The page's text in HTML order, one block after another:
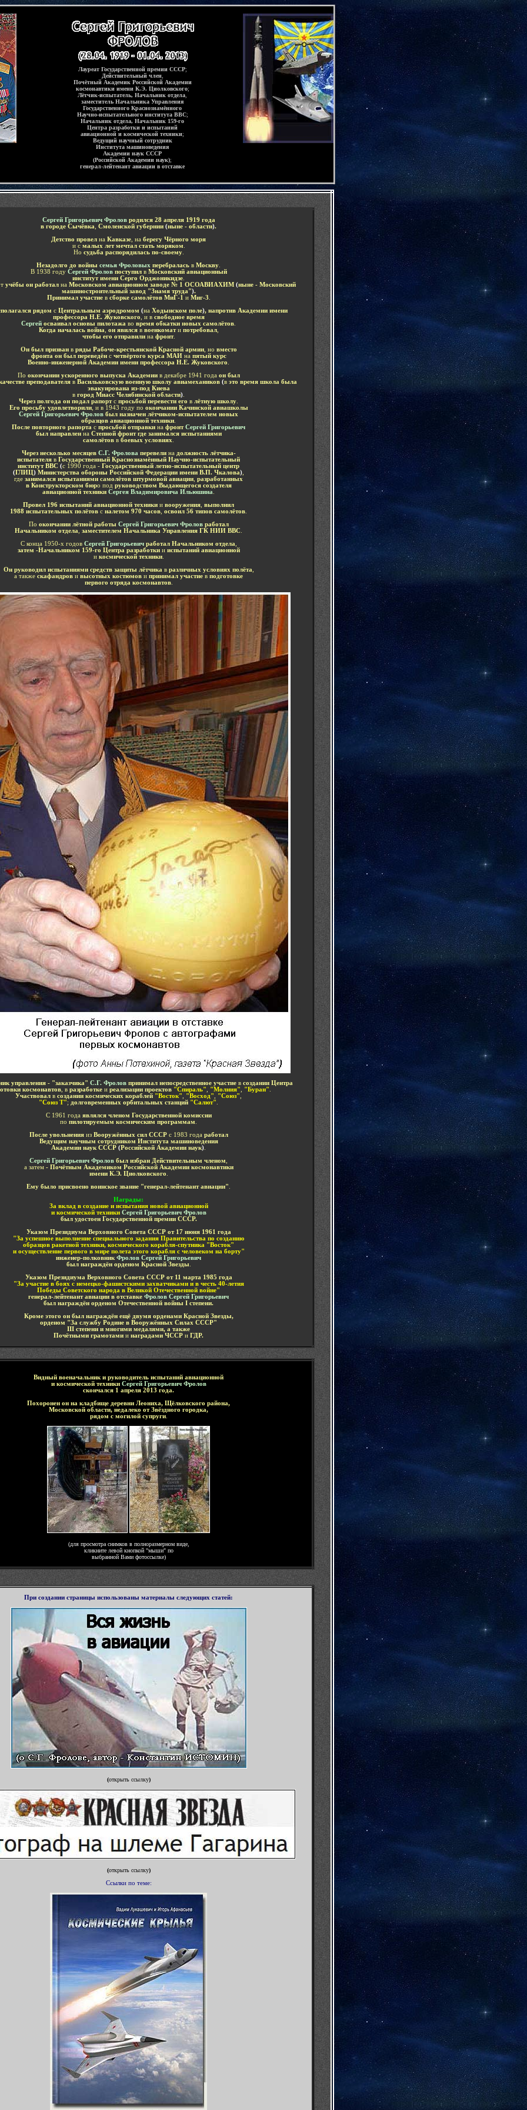
Лауреат Государственной премии СССР;
Действительный член,
Почётный Академик Российской Академии
космонавтики имени К.Э. Циолковского;
Лётчик-испытатель, Начальник отдела
заместитель Начальника Управления
Государственного Краснознамённого
Научно-испытательного института ВВС;
Начальник отдела, Начальник 159-го
Центра разработки и испытаний
авиационной и космической техники;
Ведущий научный сотрудник
Института машиноведения
Академии наук СССР
(Российской Академии наук);
генерал-лейтенант авиации в отставке
-
Сергей Григорьевич Фролов родился 28 апреля 1919 года
в городе Сычёвка
Смоленской губернии (ныне - области).
Детство провел на Кавказе , на берегу Чёрного моря
и смалых лет мечтал стать моряком
Но судьба распорядилась по-своему.
Незадолго до войны семья Фроловых перебралась в Москву
В 1938 году Сергей Фроловпоступил вМосковский авиационный
институт имени Серго Орджоникидзе
учёбы он работал на Московском авиационном заводе № 1 ОСОАВИАХИМ(ныне - Московский
машиностроительный завод "Знамя труда").
Принимал участие в сборке самолётов МиГ-1 иМиг-3
рядом с Центральным аэродромом (на Ходынском поле), напротив Академии имени
профессора Н.Е. Жуковского , и всвободное время
Сергей осваивал основы пилотажа во время обкатки новых самолётов
Когда началась война
он явился в военкомати потребовал,
чтобы его отправили на фронт.
Он был призван в ряды Рабоче-крестьянской Красной армии, но вместо
фронта он был переведён с четвёртого курса МАИ на пятый курс
Военно-инженерной Академии имени профессора Н.Е. Жуковского
По окончании ускоренного выпуска Академиив декабре 1941 года он был
преподавателя в Васильковскую военную школу авиамехаников (вэто время школа была
эвакуирована из-под Киева
в город Миасс Челябинской области)
Через полгода он подал рапортс просьбой перевести его в лётную школу
Его просьбу удовлетворили, и в 1943 году по окончании Качинской авиашколы
Сергей Григорьевич Фролов был назначен лётчиком-испытателем новых
образцов авиационной техники
После повторного рапорта с просьбой отправки на фронтСергей Григорьевич
был направлен на Степной фронтгде занимался испытаниями
самолётов в боевых условиях
Через несколько месяцевС.Г. Фролова перевелина должность лётчика-
испытателя в Государственный Краснознамённый Научно-испытательный
институт ВВС (с 1990 года - Государственный летно-испытательный центр
(ГЛИЦ) Министерства обороны Российской Федерации имени В.П. Чкалова)
где занимался испытаниями самолётов штурмовой авиации разработанных
в Конструкторском бюро под руководством Выдающегося создателя
авиационной техники Сергея Владимировича Ильюшина
Провел 196 испытаний авиационной техники и вооружения выполнил
1988 испытательных полётов с налетом 970 часов освоил 56 типов самолётов
По окончании лётной работы Сергей Григорьевич Фролов работал
Начальником отдела
заместителем Начальника Управления ГК НИИ ВВС
С конца 1950-х годов Сергей Григорьевичработал Начальником отдела
затем -Начальником 159-го Центра разработкии испытаний авиационной
и космической техники.
Он руководил испытаниями средств защиты лётчика вразличных условиях полёта
а также скафандров и высотных костюмов и принимал участие в подготовке
первого отряда космонавтов.
управления - "заказчика" С.Г. Фролов принимал непосредственное участие в создании Центра
космонавтов, вразработкеиреализации проектов "Спираль" "Молния" "Буран"
Участвовал в создании космических кораблей "Восток" "Восход" "Союз"
"Союз Т"; долговременных орбитальных станций "Салют"
С 1961 года являлся членом Государственной комиссии
по пилотируемым космическим программам
После увольнения изВооружённых сил СССРс 1983 года работал
Ведущим научным сотрудником Института машиноведения
Академии наук СССР (Российской Академии наук)
Сергей Григорьевич Фролов был избран Действительным членом
а затем- Почётным Академиком Российской Академии космонавтики
имени К.Э. Циолковского
Ему было присвоено воинское звание "генерал-лейтенант авиации"
Награды:
За вклад в создание и испытания новой авиационной
и космической техники Сергей Григорьевич Фролов
был удостоен Государственной премии СССР.
Указом Президиума Верховного Совета СССР от 17 июня 1961 года
"За успешное выполнение специального задания Правительства по созданию
образцов ракетной техники, космического корабля-спутника "Восток"
и осуществление первого в мире полета этого корабля с человеком на борту"
инженер-полковник Фролов Сергей Григорьевич
был награждён орденом Красной Звезды.
Указом Президиума Верховного Совета СССР от 11 марта 1985 года
"За участие в боях с немецко-фашистскими захватчиками и в честь 40-летия
Победы Советского народа в Великой Отечественной войне"
генерал-лейтенант авиации в отставке Фролов Сергей Григорьевич
был награждён орденом Отечественной войны I степени.
Кроме этого он был награждён ещё двумя орденами Красной Звезды,
орденом "За службу Родине в Вооружённых Силах СССР"
III степени и многими медалями, а также
Почётными грамотами и наградами ЧССР и ГДР.
Видный военачальник и руководитель испытаний авиационной
и космической техники Сергей Григорьевич Фролов
скончался 1 апреля 2013 года.
Похоронен он на кладбище деревни Леониха, Щёлковского района,
Московской области, недалеко от Звёздного городка,
рядом с могилой супруги.
(для просмотра снимков в полноразмерном виде,
кликните левой кнопкой "мыши" по
выбранной Вами фотоссылке)
При создании страницы использованы материалы следующих статей:
(открыть ссылку)
(открыть ссылку)
Ссылки по теме: